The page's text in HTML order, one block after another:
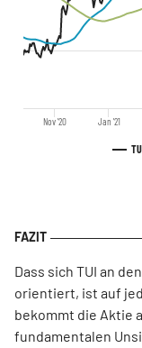
Nov '20 Jan '21
Dass sich TUI an
orientiert, ist auf
bekommt die Aktie
fundamentalen